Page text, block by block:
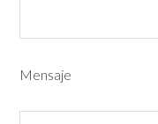
Mensaje